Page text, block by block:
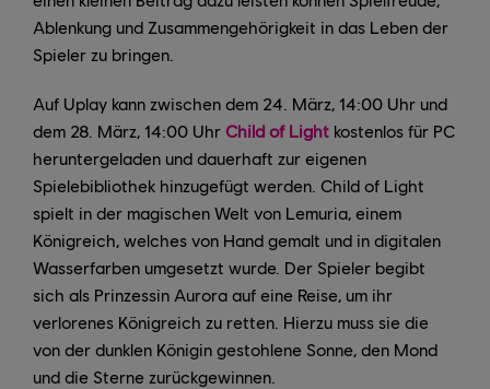
Ablenkung und Zusammengehörigkeit in das Leben der
Spieler zu bringen.
Auf Uplay kann zwischen dem 24. März, 14:00 Uhr und
dem 28. März, 14:00 Uhr Child of Light kostenlos für PC
heruntergeladen und dauerhaft zur eigenen
Spielebibliothek hinzugefügt werden. Child of Light
spielt in der magischen Welt von Lemuria, einem
Königreich, welches von Hand gemalt und in digitalen
Wasserfarben umgesetzt wurde. Der Spieler begibt
sich als Prinzessin Aurora auf eine Reise, um ihr
verlorenes Königreich zu retten. Hierzu muss sie die
von der dunklen Königin gestohlene Sonne, den Mond
und die Sterne zurückgewinnen.